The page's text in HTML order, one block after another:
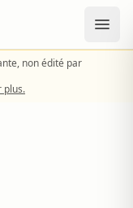
non édité par
plus.